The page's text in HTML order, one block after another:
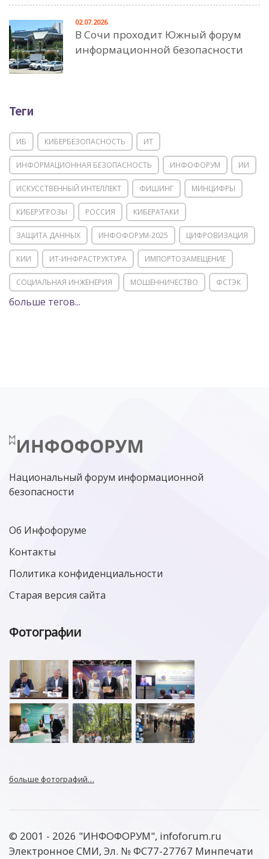
В Сочи проходит Южный форум
информационной безопасности
02.07.2026
Теги
ИБ КИБЕРБЕЗОПАСНОСТЬ ИТ
ИНФОРМАЦИОННАЯ БЕЗОПАСНОСТЬ ИНФОФОРУМ ИИ
ИСКУССТВЕННЫЙ ИНТЕЛЛЕКТ ФИШИНГ МИНЦИФРЫ
КИБЕРУГРОЗЫ РОССИЯ КИБЕРАТАКИ
ЗАЩИТА ДАННЫХ ИНФОФОРУМ-2025 ЦИФРОВИЗАЦИЯ
КИИ ИТ-ИНФРАСТРУКТУРА ИМПОРТОЗАМЕЩЕНИЕ
СОЦИАЛЬНАЯ ИНЖЕНЕРИЯ МОШЕННИЧЕСТВО ФСТЭК
POSITIVE TECHNOLOGIES
МИНЦИФРЫ РОССИИ NGFW
больше тегов...
Национальный форум информационной
безопасности
Об Инфофоруме
Контакты
Политика конфиденциальности
Старая версия сайта
Фотографии
больше фотографий…
© 2001 - 2026 "ИНФОФОРУМ", infoforum.ru
Электронное СМИ, Эл. № ФС77-27767 Минпечати